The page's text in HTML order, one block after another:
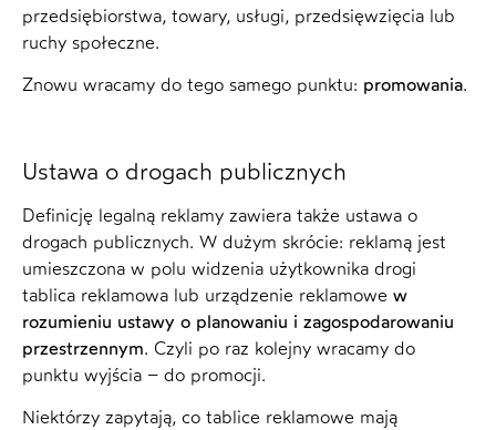
przedsiębiorstwa, towary, usługi, przedsięwzięcia lub
ruchy społeczne.
Znowu wracamy do tego samego punktu: promowania.
Ustawa o drogach publicznych
Definicję legalną reklamy zawiera także ustawa o
drogach publicznych. W dużym skrócie: reklamą jest
umieszczona w polu widzenia użytkownika drogi
tablica reklamowa lub urządzenie reklamowe w
rozumieniu ustawy o planowaniu i zagospodarowaniu
przestrzennym. Czyli po raz kolejny wracamy do
punktu wyjścia – do promocji.
Niektórzy zapytają, co tablice reklamowe mają